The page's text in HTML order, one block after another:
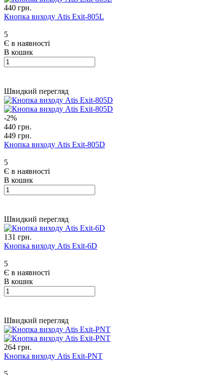
440 грн.
Кнопка виходу Atis Exit-805L
5
Є в наявності
В кошик
Швидкий перегляд
-2%
440 грн.
449 грн.
Кнопка виходу Atis Exit-805D
5
Є в наявності
В кошик
Швидкий перегляд
131 грн.
Кнопка виходу Atis Exit-6D
5
Є в наявності
В кошик
Швидкий перегляд
264 грн.
Кнопка виходу Atis Exit-PNT